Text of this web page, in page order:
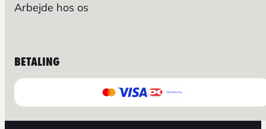
Arbejde hos os
BETALING